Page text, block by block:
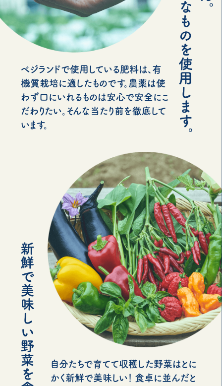
べジランドで使用している肥料は、有
機質栽培に適したものです。農薬は使
わず口にいれるものは安心で安全にこ
だわりたい。そんな当たり前を徹底して
います。
自分たちで育てて収穫した野菜はとに
かく新鮮で美味しい！ 食卓に並んだと